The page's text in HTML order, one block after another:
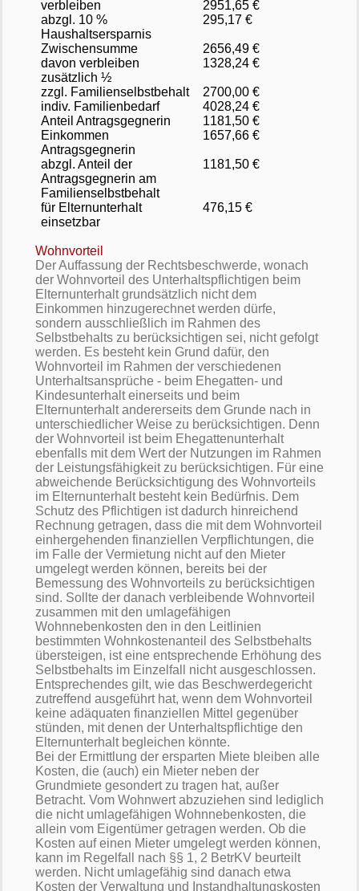
verbleiben
2951,65 €
abzgl. 10 %
Haushaltsersparnis
295,17 €
Zwischensumme
2656,49 €
davon verbleiben
zusätzlich ½
1328,24 €
zzgl. Familienselbstbehalt
2700,00 €
indiv. Familienbedarf
4028,24 €
Anteil Antragsgegnerin
1181,50 €
Einkommen
Antragsgegnerin
1657,66 €
abzgl. Anteil der
Antragsgegnerin am
Familienselbstbehalt
1181,50 €
für Elternunterhalt
einsetzbar
476,15 €
Wohnvorteil
Der Auffassung der Rechtsbeschwerde, wonach
der Wohnvorteil des Unterhaltspflichtigen beim
Elternunterhalt grundsätzlich nicht dem
Einkommen hinzugerechnet werden dürfe,
sondern ausschließlich im Rahmen des
Selbstbehalts zu berücksichtigen sei, nicht gefolgt
werden. Es besteht kein Grund dafür, den
Wohnvorteil im Rahmen der verschiedenen
Unterhaltsansprüche - beim Ehegatten- und
Kindesunterhalt einerseits und beim
Elternunterhalt andererseits dem Grunde nach in
unterschiedlicher Weise zu berücksichtigen. Denn
der Wohnvorteil ist beim Ehegattenunterhalt
ebenfalls mit dem Wert der Nutzungen im Rahmen
der Leistungsfähigkeit zu berücksichtigen. Für eine
abweichende Berücksichtigung des Wohnvorteils
im Elternunterhalt besteht kein Bedürfnis. Dem
Schutz des Pflichtigen ist dadurch hinreichend
Rechnung getragen, dass die mit dem Wohnvorteil
einhergehenden finanziellen Verpflichtungen, die
im Falle der Vermietung nicht auf den Mieter
umgelegt werden können, bereits bei der
Bemessung des Wohnvorteils zu berücksichtigen
sind. Sollte der danach verbleibende Wohnvorteil
zusammen mit den umlagefähigen
Wohnnebenkosten den in den Leitlinien
bestimmten Wohnkostenanteil des Selbstbehalts
übersteigen, ist eine entsprechende Erhöhung des
Selbstbehalts im Einzelfall nicht ausgeschlossen.
Entsprechendes gilt, wie das Beschwerdegericht
zutreffend ausgeführt hat, wenn dem Wohnvorteil
keine adäquaten finanziellen Mittel gegenüber
stünden, mit denen der Unterhaltspflichtige den
Elternunterhalt begleichen könnte.
Bei der Ermittlung der ersparten Miete bleiben alle
Kosten, die (auch) ein Mieter neben der
Grundmiete gesondert zu tragen hat, außer
Betracht. Vom Wohnwert abzuziehen sind lediglich
die nicht umlagefähigen Wohnnebenkosten, die
allein vom Eigentümer getragen werden. Ob die
Kosten auf einen Mieter umgelegt werden können,
kann im Regelfall nach §§ 1, 2 BetrKV beurteilt
werden. Nicht umlagefähig sind danach etwa
Kosten der Verwaltung und Instandhaltungskosten